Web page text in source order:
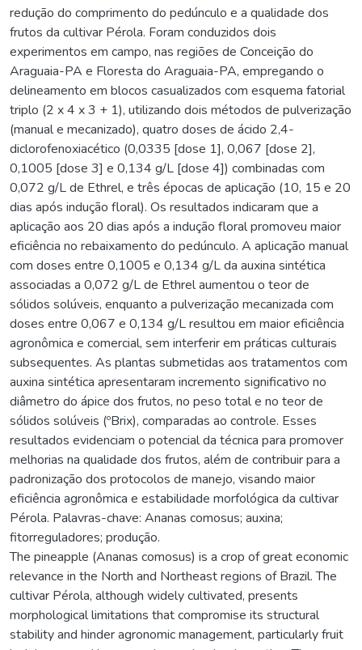
redução do comprimento do pedúnculo e a qualidade dos
frutos da cultivar Pérola. Foram conduzidos dois
experimentos em campo, nas regiões de Conceição do
Araguaia-PA e Floresta do Araguaia-PA, empregando o
delineamento em blocos casualizados com esquema fatorial
triplo (2 x 4 x 3 + 1), utilizando dois métodos de pulverização
(manual e mecanizado), quatro doses de ácido 2,4-
diclorofenoxiacético (0,0335 [dose 1], 0,067 [dose 2],
0,1005 [dose 3] e 0,134 g/L [dose 4]) combinadas com
0,072 g/L de Ethrel, e três épocas de aplicação (10, 15 e 20
dias após indução floral). Os resultados indicaram que a
aplicação aos 20 dias após a indução floral promoveu maior
eficiência no rebaixamento do pedúnculo. A aplicação manual
com doses entre 0,1005 e 0,134 g/L da auxina sintética
associadas a 0,072 g/L de Ethrel aumentou o teor de
sólidos solúveis, enquanto a pulverização mecanizada com
doses entre 0,067 e 0,134 g/L resultou em maior eficiência
agronômica e comercial, sem interferir em práticas culturais
subsequentes. As plantas submetidas aos tratamentos com
auxina sintética apresentaram incremento significativo no
diâmetro do ápice dos frutos, no peso total e no teor de
sólidos solúveis (ºBrix), comparadas ao controle. Esses
resultados evidenciam o potencial da técnica para promover
melhorias na qualidade dos frutos, além de contribuir para a
padronização dos protocolos de manejo, visando maior
eficiência agronômica e estabilidade morfológica da cultivar
Pérola. Palavras-chave: Ananas comosus; auxina;
fitorreguladores; produção.
The pineapple (Ananas comosus) is a crop of great economic
relevance in the North and Northeast regions of Brazil. The
cultivar Pérola, although widely cultivated, presents
morphological limitations that compromise its structural
stability and hinder agronomic management, particularly fruit